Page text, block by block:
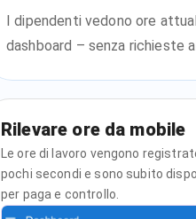
I dipendenti vedono ore
dashboard – senza richieste
Rilevare ore da mobile
Le ore di lavoro vengono
pochi secondi e sono subito
per paga e controllo.